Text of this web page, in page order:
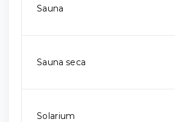
Sauna
Sauna seca
Solarium